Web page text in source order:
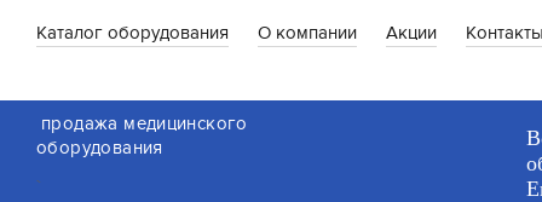
Каталог оборудования О компании Акции
продажа медицинского
оборудования
`